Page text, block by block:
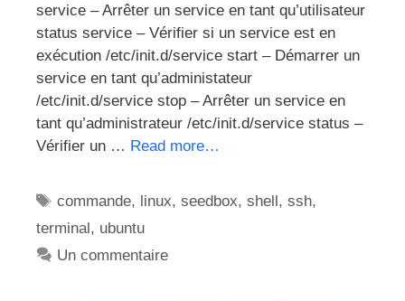
service – Arrêter un service en tant qu’utilisateur
status service – Vérifier si un service est en
exécution /etc/init.d/service start – Démarrer un
service en tant qu’administateur
/etc/init.d/service stop – Arrêter un service en
tant qu’administrateur /etc/init.d/service status –
Vérifier un … Read more…
Étiquettes
commande, linux,seedbox,shell ,ssh,
terminal , ubuntu
Un commentaire